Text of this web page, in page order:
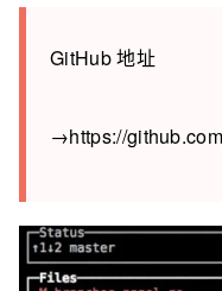
GitHub 地址
→https://